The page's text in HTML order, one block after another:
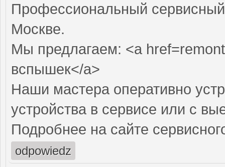
Профессиональный
Москве.
Мы предлагаем: <a
вспышек</a>
Наши мастера оперативно
устройства в сервисе или с
Подробнее на сайте
odpowiedz